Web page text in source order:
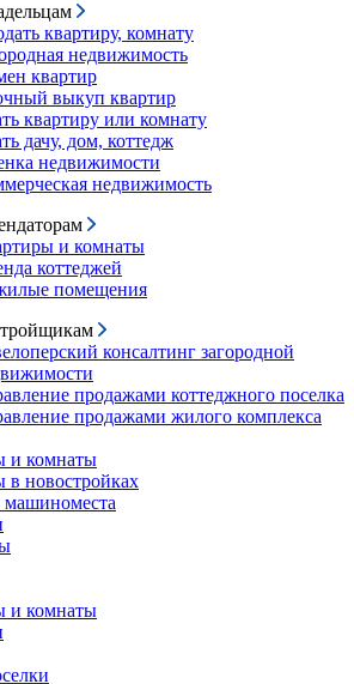
квартиру, комнату
недвижимость
квартир
выкуп квартир
квартиру или комнату
дачу, дом, коттедж
недвижимости
недвижимость
и комнаты
коттеджей
помещения
консалтинг загородной
продажами коттеджного поселка
продажами жилого комплекса
и комнаты
в новостройках
и комнаты